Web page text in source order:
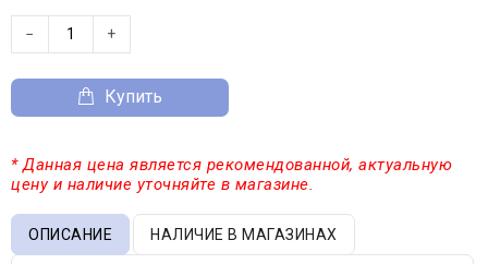
− +
Купить
* Данная цена является рекомендованной, актуальную
цену и наличие уточняйте в магазине.
ОПИСАНИЕ НАЛИЧИЕ В МАГАЗИНАХ